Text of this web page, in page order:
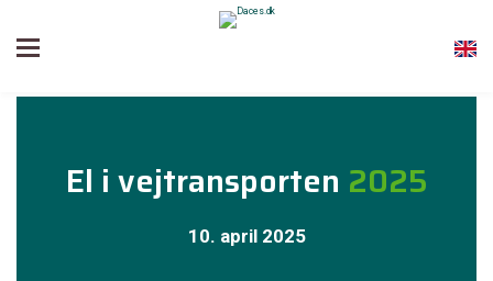
El i vejtransporten 2025
10. april 2025